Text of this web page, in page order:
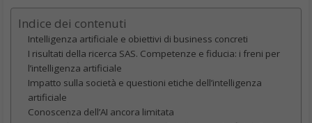
Indice dei contenuti
Intelligenza artificiale e obiettivi di business concreti
I risultati della ricerca SAS. Competenze e fiducia: i freni per
l’intelligenza artificiale
Impatto sulla società e questioni etiche dell’intelligenza
artificiale
Conoscenza dell’AI ancora limitata